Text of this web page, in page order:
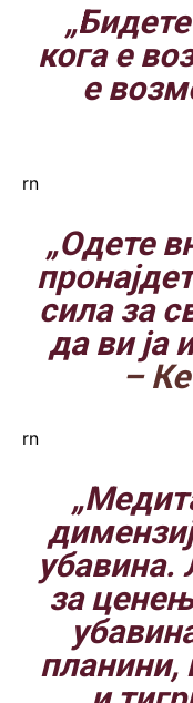
кога е
е
rn
„Одете
сила за
да ви ја
–
rn
убавина.
за